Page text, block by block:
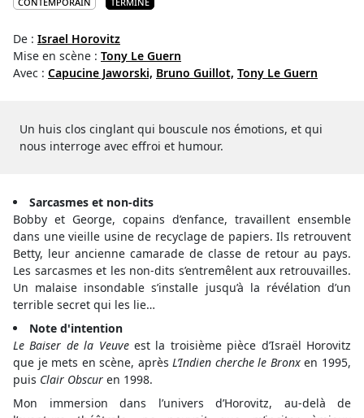
De : Israel Horovitz
Mise en scène : Tony Le Guern
Avec : Capucine Jaworski, Bruno Guillot, Tony Le Guern
Un huis clos cinglant qui bouscule nos émotions, et qui
nous interroge avec effroi et humour.
Sarcasmes et non-dits
Bobby et George, copains d’enfance, travaillent ensemble
dans une vieille usine de recyclage de papiers. Ils retrouvent
Betty, leur ancienne camarade de classe de retour au pays.
Les sarcasmes et les non-dits s’entremêlent aux retrouvailles.
Un malaise insondable s’installe jusqu’à la révélation d’un
terrible secret qui les lie…
Note d'intention
Le Baiser de la Veuveest la troisième pièce d’Israël Horovitz
que je mets en scène, après L’Indien cherche le Bronxen 1995,
puis Clair Obscur en 1998.
Mon immersion dans l’univers d’Horovitz, au-delà de